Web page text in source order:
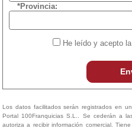
*Provincia:
He leído y acepto la
Los datos facilitados serán registrados en
Portal 100Franquicias S.L.. Se cederán a
autoriza a recibir información comercial.